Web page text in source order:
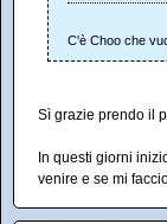
C'è Choo che
Sì grazie prendo il
In questi giorni
venire e se mi